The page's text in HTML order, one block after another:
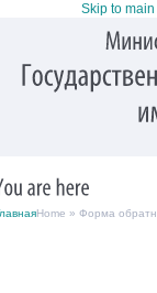
Skip to
Home » Форма